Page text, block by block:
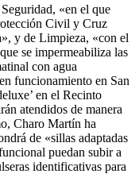
«en el que
Civil y Cruz
y de Limpieza, «con el
se impermeabiliza las
con agua
funcionamiento en San
en el Recinto
atendidos de manera
Charo Martín ha
de «sillas adaptadas
puedan subir a
identificativas para